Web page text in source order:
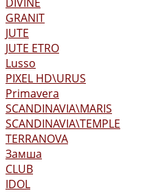
GRANIT
JUTE
JUTE ETRO
Lusso
PIXEL HD\URUS
Primavera
SCANDINAVIA\MARIS
SCANDINAVIA\TEMPLE
TERRANOVA
Замша
CLUB
IDOL